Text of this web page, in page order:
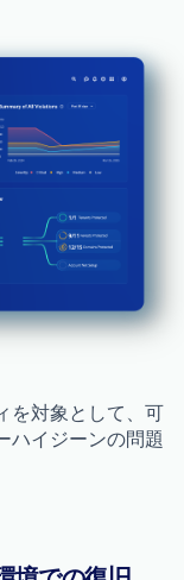
を対象として、可
ハイジーンの問題